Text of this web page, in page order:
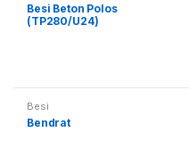
Besi Beton Polos
(TP280/U24)
Besi
Bendrat